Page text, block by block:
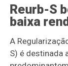
Reurb-S
baixa
A
S) é destinada